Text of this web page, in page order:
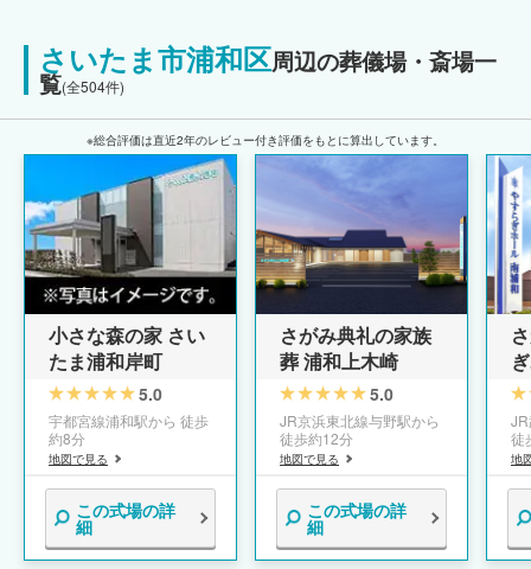
さいたま市浦和区周辺の葬儀場・斎場一
覧(全504件)
※総合評価は直近2年のレビュー付き評価をもとに算出しています。
小さな森の家 さい
たま浦和岸町
5.0
宇都宮線浦和駅から 徒歩
約8分
地図で見る
この式場の詳
細
さがみ典礼の家族
葬 浦和上木崎
5.0
JR京浜東北線与野駅から
徒歩約12分
地図で見る
この式場の詳
細
徒
地